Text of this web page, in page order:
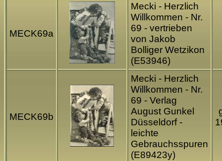
MECK69a
Mecki - Herzlich
Willkommen - Nr.
69 - vertrieben
von Jakob
Bolliger Wetzikon
(E53946)
MECK69b
Mecki - Herzlich
Willkommen - Nr.
69 - Verlag
August Gunkel
Düsseldorf -
leichte
Gebrauchsspuren
(E89423y)